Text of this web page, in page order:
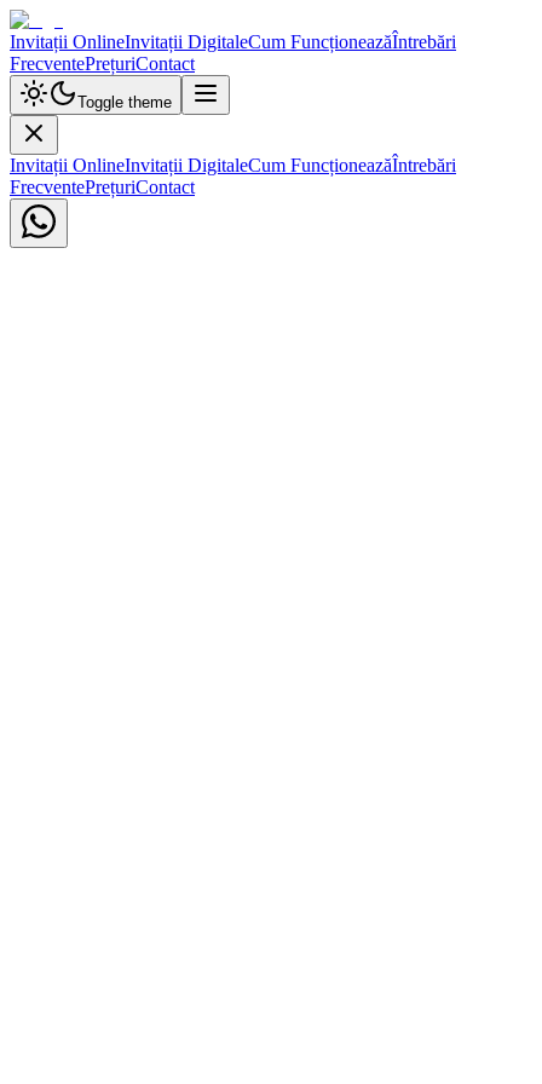
Invitații OnlineInvitații DigitaleCum FuncționeazăÎntrebări
FrecventePrețuriContact
Toggle theme
Invitații OnlineInvitații DigitaleCum FuncționeazăÎntrebări
FrecventePrețuriContact